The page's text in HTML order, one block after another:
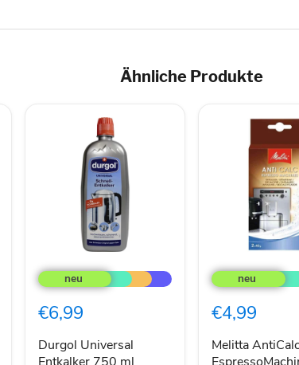
Ähnliche Produkte
Universal
Entkalker
ml
€6,99
Durgol Universal
AntiCalc
€4,99
Melitta